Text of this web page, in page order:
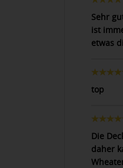
Sehr
ist
etwas
top
Die
daher